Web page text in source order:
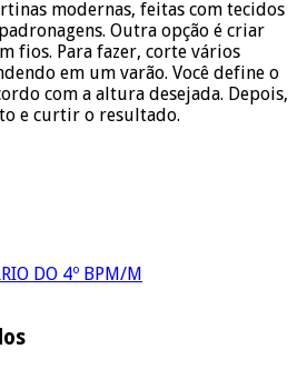
modernas, feitas com tecidos
Outra opção é criar
fios. Para fazer, corte vários
em um varão. Você define o
com a altura desejada. Depois,
e curtir o resultado.
DO 4º BPM/M